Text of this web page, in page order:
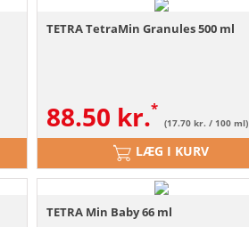
TETRA TetraMin Granules 500 ml
88.50 kr. (17.70 kr. / 100 ml)
LÆG I KURV
TETRA Min Baby 66 ml